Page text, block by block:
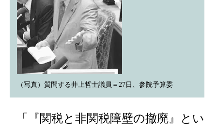
（写真）質問する井上哲士議員＝27日、参院予算委
「『関税と非関税障壁の撤廃』とい